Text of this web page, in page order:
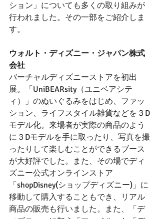
ション」についても多くの取り組みが
行われました。その一部をご紹介しま
す。
ウォルト・ディズニー・ジャパン株式
会社
バーチャルディズニーストアを初出
展。「UniBEARsity（ユニベアシテ
ィ）」のぬいぐるみをはじめ、ファッ
ション、ライフスタイル雑貨などを３D
モデル化。来場者が実際の商品のよう
に３Dモデルを手に取ったり、写真を撮
ったりして楽しむことができるブース
が大好評でした。また、その場でディ
ズニー公式オンラインストア
「shopDisney(ショップディズニー)」に
移動して購入することもでき、リアル
商品の販売も行いました。また、「デ